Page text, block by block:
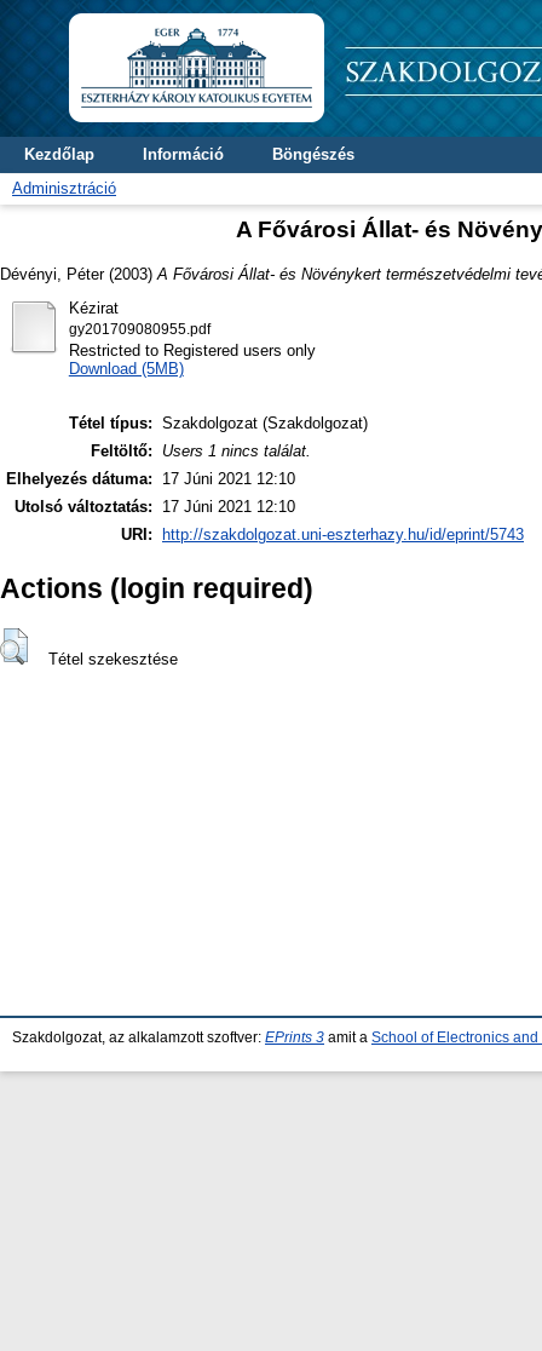
Kezdőlap Információ
Böngészés
Adminisztráció
A Fővárosi Állat- és
Dévényi, Péter(2003) A Fővárosi Állat- és Növénykert természetvédelmi
Kézirat
gy201709080955.pdf
Restricted to Registered users only
Download (5MB)
Tétel típus: Szakdolgozat (Szakdolgozat)
Feltöltő:
Users 1 nincs találat.
Elhelyezés dátuma:
17 Júni 2021 12:10
Utolsó változtatás:
17 Júni 2021 12:10
URI:
http://szakdolgozat.uni-eszterhazy.hu/id/eprint/5743
Actions (login required)
Tétel szekesztése
Szakdolgozat, az alkalamzott szoftver: EPrints 3 amit a School of Electronics